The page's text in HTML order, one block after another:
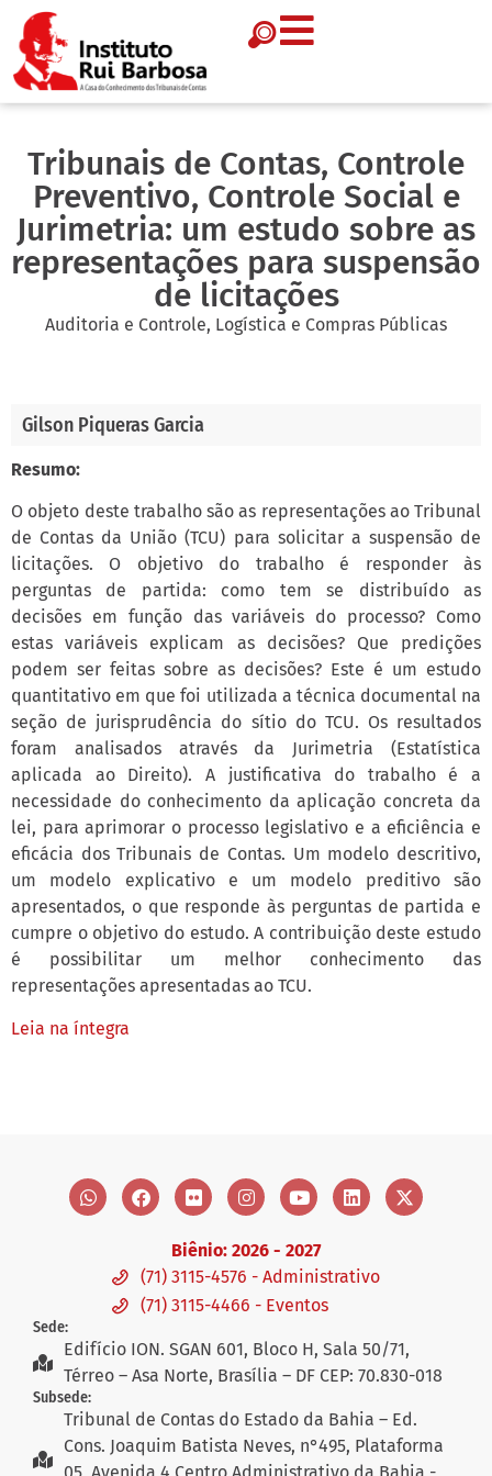
Tribunais de Contas, Controle
Preventivo, Controle Social e
Jurimetria: um estudo sobre as
representações para suspensão
de licitações
Auditoria e Controle, Logística e Compras Públicas
Gilson Piqueras Garcia
Resumo:
O objeto deste trabalho são as representações ao Tribunal
de Contas da União (TCU) para solicitar a suspensão de
licitações. O objetivo do trabalho é responder às
perguntas de partida: como tem se distribuído as
decisões em função das variáveis do processo? Como
estas variáveis explicam as decisões? Que predições
podem ser feitas sobre as decisões? Este é um estudo
quantitativo em que foi utilizada a técnica documental na
seção de jurisprudência do sítio do TCU. Os resultados
foram analisados através da Jurimetria (Estatística
aplicada ao Direito). A justificativa do trabalho é a
necessidade do conhecimento da aplicação concreta da
lei, para aprimorar o processo legislativo e a eficiência e
eficácia dos Tribunais de Contas. Um modelo descritivo,
um modelo explicativo e um modelo preditivo são
apresentados, o que responde às perguntas de partida e
cumpre o objetivo do estudo. A contribuição deste estudo
é possibilitar um melhor conhecimento das
representações apresentadas ao TCU.
Leia na íntegra
Biênio: 2026 - 2027
(71) 3115-4576 - Administrativo
(71) 3115-4466 - Eventos
Sede:
Edifício ION. SGAN 601, Bloco H, Sala 50/71,
Térreo – Asa Norte, Brasília – DF CEP: 70.830-018
Subsede:
Tribunal de Contas do Estado da Bahia – Ed.
Cons. Joaquim Batista Neves, n°495, Plataforma